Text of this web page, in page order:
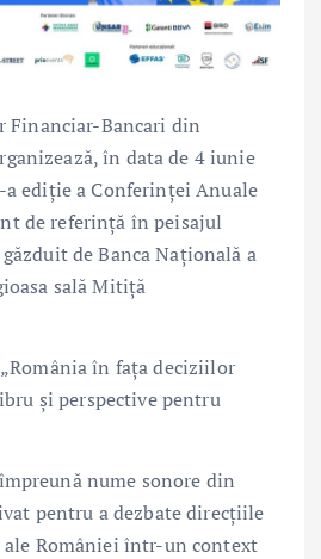
Bancari din
în data de 4 iunie
a ediție a Conferinței Anuale
de referință în peisajul
de Banca Națională a
sală Mitiță
în fața deciziilor
și perspective pentru
nume sonore din
pentru a dezbate direcțiile
ale României într-un context